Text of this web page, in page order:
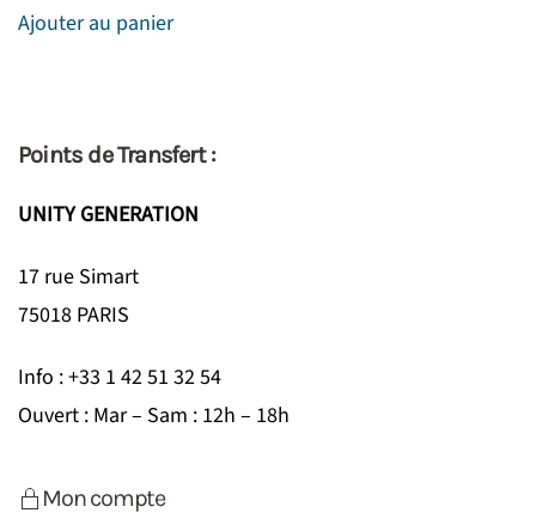
Ajouter au panier
Points de Transfert :
UNITY GENERATION
17 rue Simart
75018 PARIS
Info : +33 1 42 51 32 54
Ouvert : Mar – Sam : 12h – 18h
Mon compte